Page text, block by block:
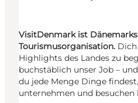
VisitDenmark ist
Tourismusorganisation.
Highlights des Landes zu
buchstäblich unser Job –
du jede Menge Dinge
unternehmen und besuchen